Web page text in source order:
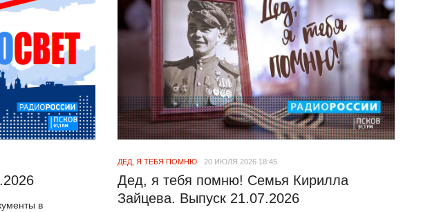
в
ДЕД, Я ТЕБЯ ПОМНЮ 20 ИЮЛЯ 2026 18:45
Дед, я тебя помню! Семья Кирилла
Зайцева. Выпуск 21.07.2026